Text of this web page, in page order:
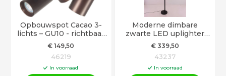
Opbouwspot Cacao 3-
lichts – GU10 - richtbaar
& dimbaar
€ 149,50
46219
In voorraad
Moderne dimbare
zwarte LED uplighter
met verstelbare leesarm
- leeslamp
€ 339,50
43237
In voorraad